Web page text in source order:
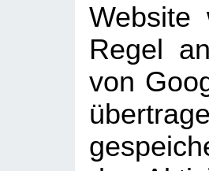
Website
Regel
von